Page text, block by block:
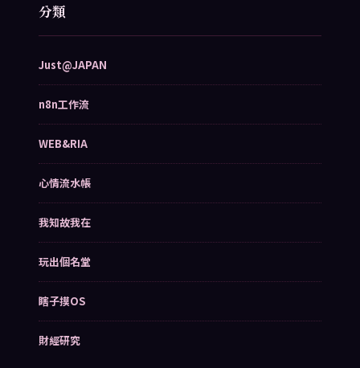
分類
Just@JAPAN
n8n工作流
WEB&RIA
心情流水帳
我知故我在
玩出個名堂
瞎子摸OS
財經研究